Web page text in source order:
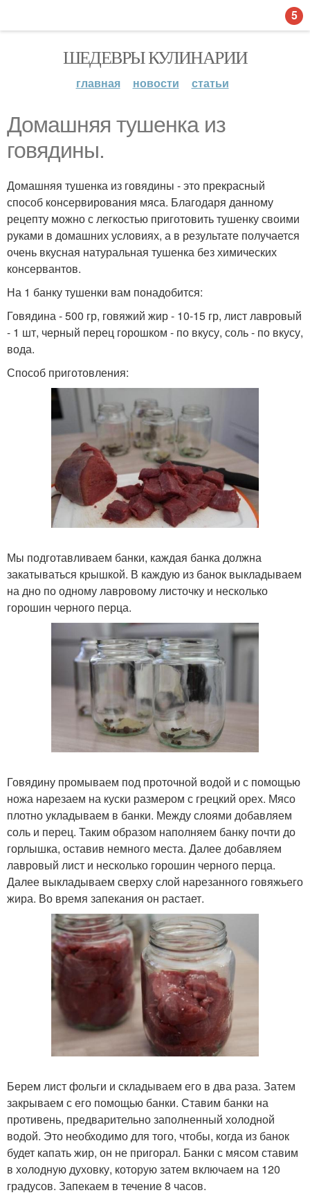
ШЕДЕВРЫ КУЛИНАРИИ
главная новости статьи
Домашняя тушенка из
говядины.
Домашняя тушенка из говядины - это прекрасный
способ консервирования мяса. Благодаря данному
рецепту можно с легкостью приготовить тушенку своими
руками в домашних условиях, а в результате получается
очень вкусная натуральная тушенка без химических
консервантов.
На 1 банку тушенки вам понадобится:
Говядина - 500 гр, говяжий жир - 10-15 гр, лист лавровый
- 1 шт, черный перец горошком - по вкусу, соль - по вкусу,
вода.
Способ приготовления:
Мы подготавливаем банки, каждая банка должна
закатываться крышкой. В каждую из банок выкладываем
на дно по одному лавровому листочку и несколько
горошин черного перца.
Говядину промываем под проточной водой и с помощью
ножа нарезаем на куски размером с грецкий орех. Мясо
плотно укладываем в банки. Между слоями добавляем
соль и перец. Таким образом наполняем банку почти до
горлышка, оставив немного места. Далее добавляем
лавровый лист и несколько горошин черного перца.
Далее выкладываем сверху слой нарезанного говяжьего
жира. Во время запекания он растает.
Берем лист фольги и складываем его в два раза. Затем
закрываем с его помощью банки. Ставим банки на
противень, предварительно заполненный холодной
водой. Это необходимо для того, чтобы, когда из банок
будет капать жир, он не пригорал. Банки с мясом ставим
в холодную духовку, которую затем включаем на 120
градусов. Запекаем в течение 8 часов.
5